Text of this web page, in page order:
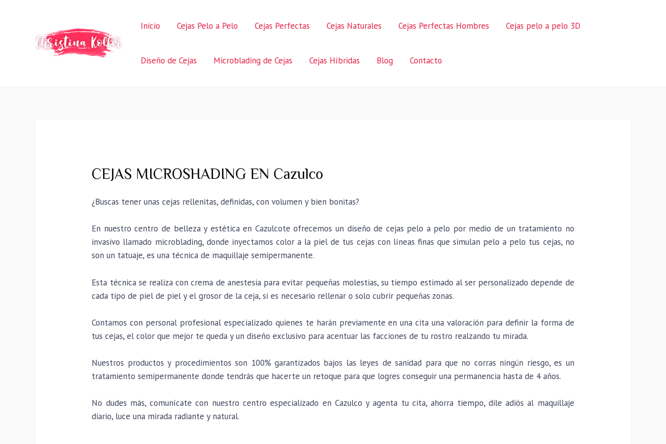
Inicio Cejas Pelo a Pelo Cejas Perfectas Cejas Naturales Cejas Perfectas Hombres Cejas pelo a pelo 3D
Diseño de Cejas Microblading de Cejas Cejas Híbridas Blog Contacto
CEJAS MICROSHADING EN Cazulco
¿Buscas tener unas cejas rellenitas, definidas, con volumen y bien bonitas?
En nuestro centro de belleza y estética en Cazulcote ofrecemos un diseño de cejas pelo a pelo por medio de un tratamiento no
invasivo llamado microblading, donde inyectamos color a la piel de tus cejas con líneas finas que simulan pelo a pelo tus cejas, no
son un tatuaje, es una técnica de maquillaje semipermanente.
Esta técnica se realiza con crema de anestesia para evitar pequeñas molestias, su tiempo estimado al ser personalizado depende de
cada tipo de piel de piel y el grosor de la ceja, si es necesario rellenar o solo cubrir pequeñas zonas.
Contamos con personal profesional especializado quienes te harán previamente en una cita una valoración para definir la forma de
tus cejas, el color que mejor te queda y un diseño exclusivo para acentuar las facciones de tu rostro realzando tu mirada.
Nuestros productos y procedimientos son 100% garantizados bajos las leyes de sanidad para que no corras ningún riesgo, es un
tratamiento semipermanente donde tendrás que hacerte un retoque para que logres conseguir una permanencia hasta de 4 años.
No dudes más, comunícate con nuestro centro especializado en Cazulco y agenta tu cita, ahorra tiempo, dile adiós al maquillaje
diario, luce una mirada radiante y natural.